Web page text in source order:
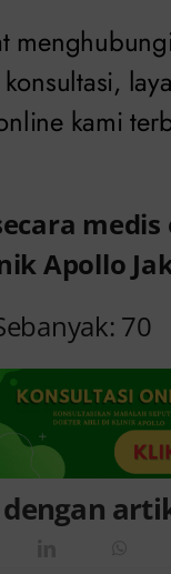
kami
medis
Apollo
70